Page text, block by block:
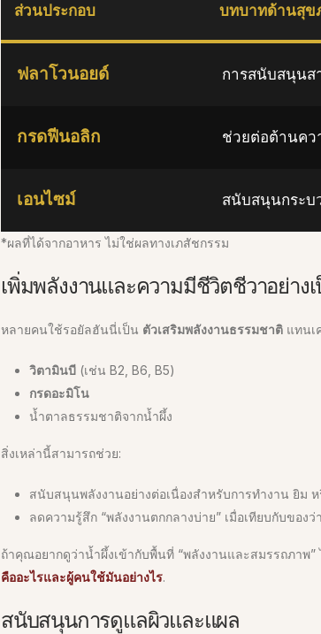
ส่วนประกอบ บทบาทด้านสุข
ฟลาโวนอยด์ การสนับสนุนส
กรดฟีนอลิก ช่วยต่อต้านคว
เอนไซม์ สนับสนุนกระบ
*ผลที่ได้จากอาหาร ไม่ใช่ผลทางเภสัชกรรม
เพิ่มพลังงานและความมีชีวิตชีวาอย่าง
หลายคนใช้รอยัลฮันนี่เป็น ตัวเสริมพลังงานธรรมชาติแทนเ
วิตามินบี (เช่น B2, B6, B5)
กรดอะมิโน
น้ำตาลธรรมชาติจากน้ำผึ้ง
สิ่งเหล่านี้สามารถช่วย:
สนับสนุนพลังงานอย่างต่อเนื่องสำหรับการทำงาน ยิม ห
ลดความรู้สึก “พลังงานตกกลางบ่าย” เมื่อเทียบกับของ
ถ้าคุณอยากดูว่าน้ำผึ้งเข้ากับพื้นที่ “พลังงานและสมรรถภาพ
คืออะไรและผู้คนใช้มันอย่างไร.
สนับสนุนการดูแลผิวและแผล